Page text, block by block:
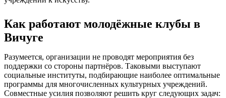
Как работают молодёжные клубы в
Вичуге
Разумеется, организации не проводят мероприятия без
поддержки со стороны партнёров. Таковыми выступают
социальные институты, подбирающие наиболее оптимальные
программы для многочисленных культурных учреждений.
Совместные усилия позволяют решить круг следующих задач: